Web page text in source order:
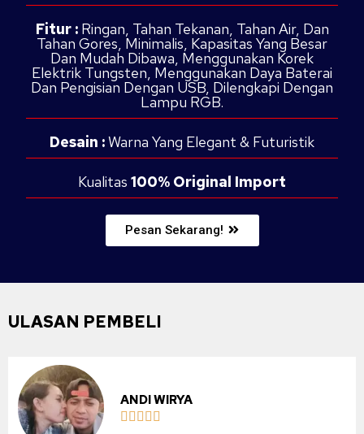
Fitur : Ringan, Tahan Tekanan, Tahan Air, Dan
Tahan Gores, Minimalis, Kapasitas Yang Besar
Dan Mudah Dibawa, Menggunakan Korek
Elektrik Tungsten, Menggunakan Daya Baterai
Dan Pengisian Dengan USB, Dilengkapi Dengan
Lampu RGB.
Desain :Warna Yang Elegant & Futuristik
Kualitas 100% Original Import
Pesan Sekarang!
ULASAN PEMBELI
ANDI WIRYA
    